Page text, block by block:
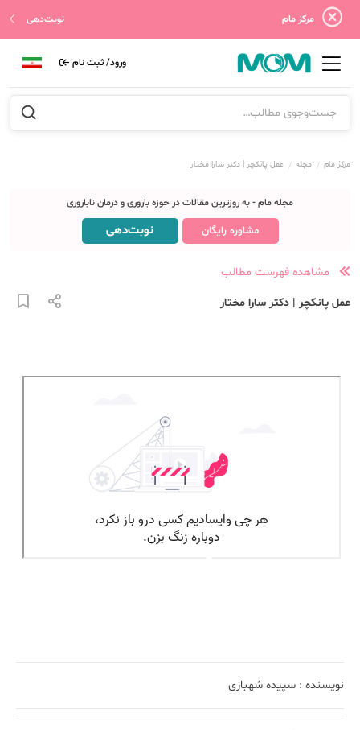
مرکز مام نوبت‌دهی
ورود/ ثبت نام
مرکز مام مجله عمل پانکچر | دکتر سارا مختار
مجله مام - به روزترین مقالات در حوزه باروری و درمان ناباروری
مشاوره رایگان نوبت‌دهی
مشاهده فهرست مطالب
عمل پانکچر | دکتر سارا مختار
نویسنده : سپیده شهبازی